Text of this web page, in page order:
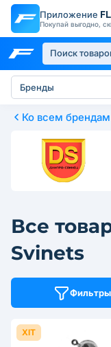
Приложение
Покупай выгодно,
Бренды
Ко всем брендам
Все
Svinets
Фильтры
ХІТ